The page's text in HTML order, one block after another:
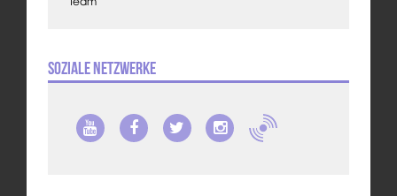
Soziale Netzwerke